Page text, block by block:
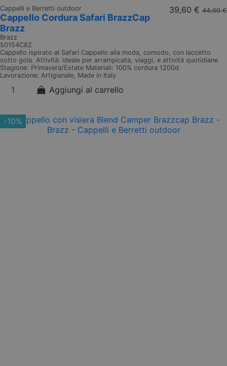
Cappelli e Berretti outdoor
Cappello Cordura Safari BrazzCap
Brazz
Brazz
50154C8Z
39,60 € 44,00 €
Cappello ispirato al Safari Cappello alla moda, comodo, con laccetto
sotto gola. Attività: ideale per arrampicata, viaggi, e attività quotidiane
Stagione: Primavera/Estate Materiali: 100% cordura 1200d
Lavorazione: Artigianale, Made in Italy
Aggiungi al carrello
-10%